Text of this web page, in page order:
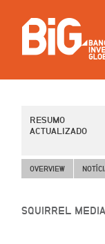
RESUMO
ACTUALIZADO
OVERVIEW
SQUIRREL